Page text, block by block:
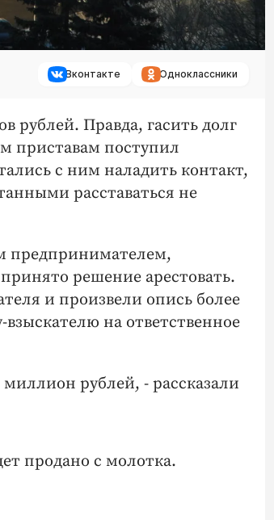
Вконтакте Одноклассники
рублей. Правда, гасить долг
приставам поступил
с ним наладить контакт,
расставаться не
предпринимателем,
решение арестовать.
и произвели опись более
на ответственное
рублей, - рассказали
продано с молотка.